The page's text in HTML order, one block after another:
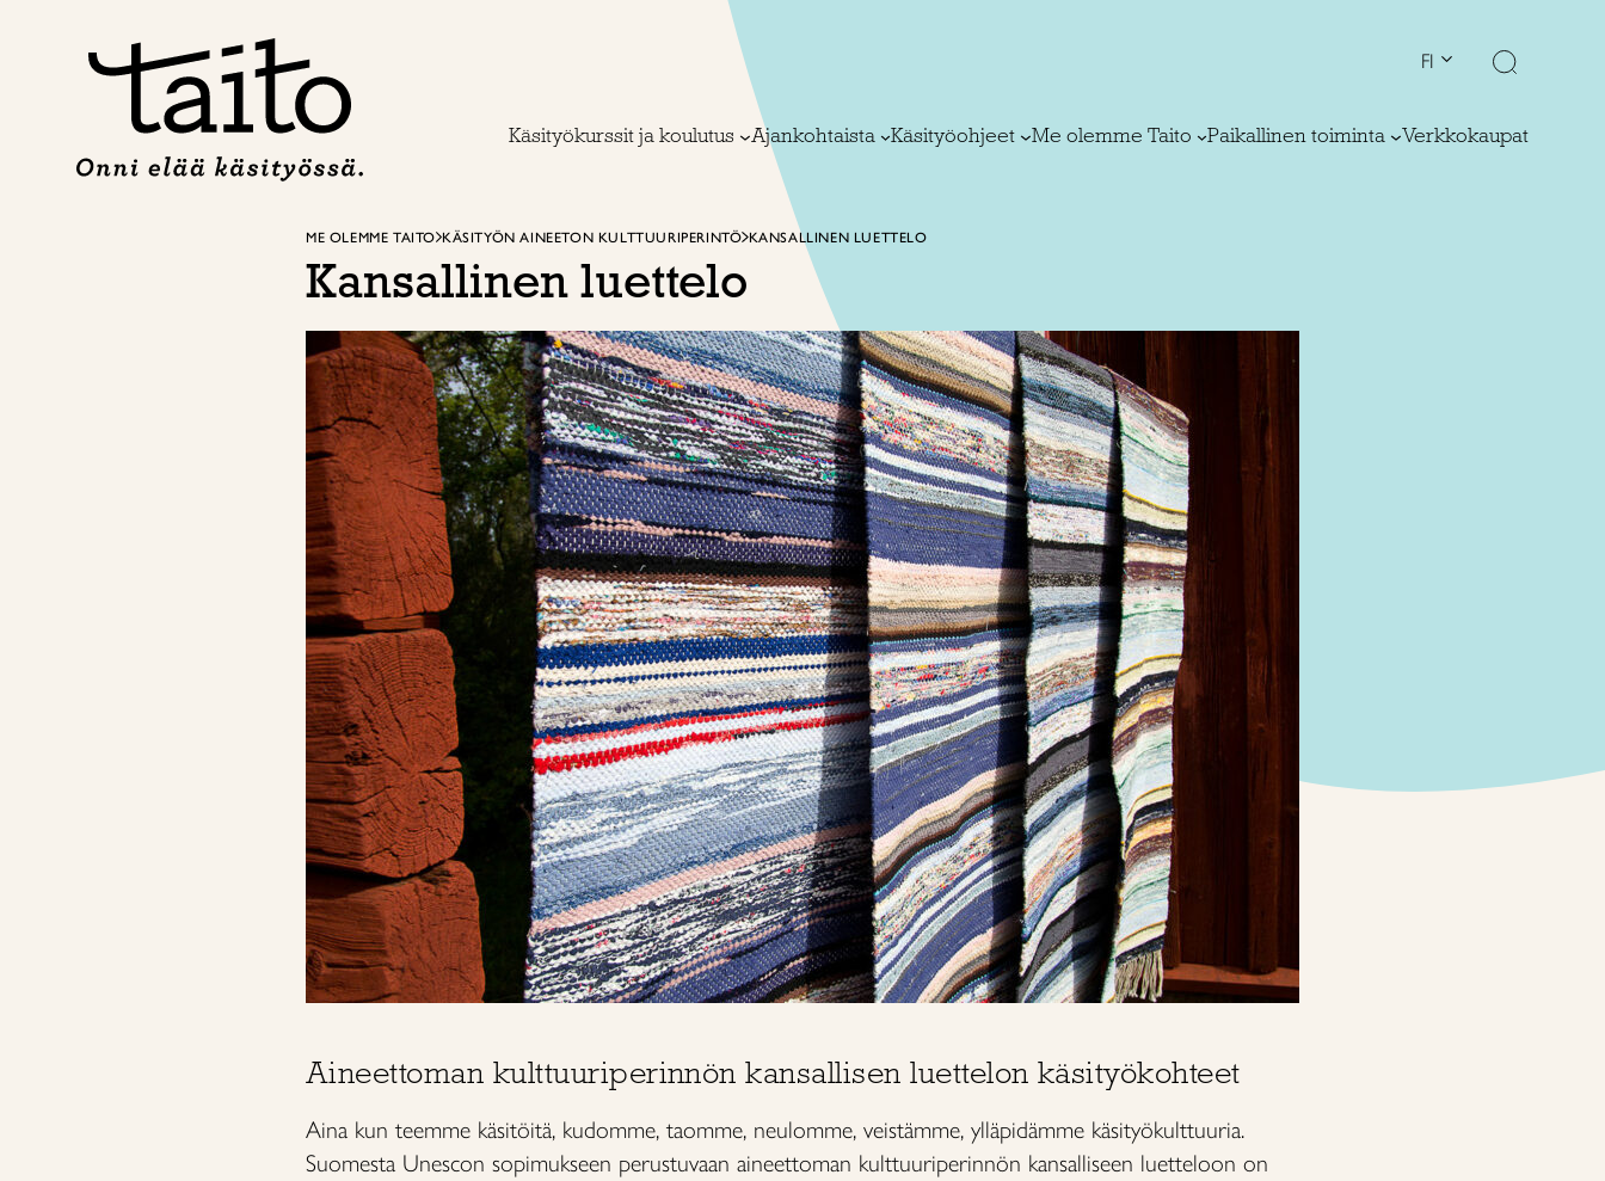
FI
Käsityökurssit ja koulutus Ajankohtaista Käsityöohjeet Me olemme Taito Paikallinen toiminta Verkkokaupat
ME OLEMME TAITO KÄSITYÖN AINEETON KULTTUURIPERINTÖ KANSALLINEN LUETTELO
Kansallinen luettelo
Aineettoman kulttuuriperinnön kansallisen luettelon käsityökohteet
Aina kun teemme käsitöitä, kudomme, taomme, neulomme, veistämme, ylläpidämme käsityökulttuuria.
Suomesta Unescon sopimukseen perustuvaan aineettoman kulttuuriperinnön kansalliseen luetteloon on